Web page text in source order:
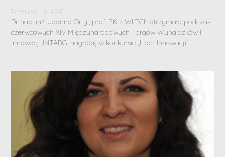
13 września 2021
Dr hab. inż. Joanna Ortyl, prof. PK z WIiTCh otrzymała podczas
czerwcowych XIV Międzynarodowych Targów Wynalazków i
Innowacji INTARG, nagrodę w konkursie „Lider Innowacji”.